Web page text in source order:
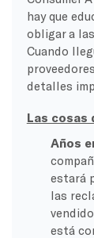
hay que
obligar a
Cuando
detalles
Las cosas
Años
estará
las
está